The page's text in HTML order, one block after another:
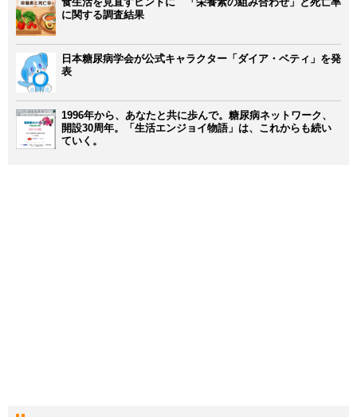
に関する調査結果
日本糖尿病学会が公式キャラクター「ダイア・ベティ」を発
表
1996年から、あなたと共に歩んで。糖尿病ネットワーク、
開設30周年。「生活エンジョイ物語」は、これからも続い
ていく。